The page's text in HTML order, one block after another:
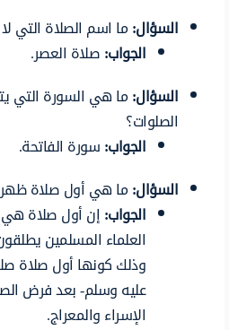
السؤال:ما اسم الصلاة التي
الجواب:صلاة العصر.
السؤال:ما هي السورة التي
الصلوات؟
الجواب:سورة الفاتحة.
السؤال:ما هي أول صلاة
الجواب:إن أول صلاة
العلماء المسلمين
وذلك كونها أول صلاة
عليه وسلم- بعد فرض
الإسراء والمعراج.